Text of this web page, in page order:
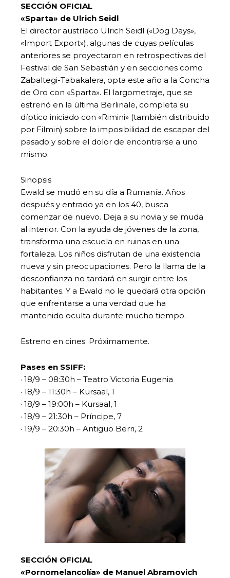
SECCIÓN OFICIAL
«Sparta» de Ulrich Seidl
El director austríaco Ulrich Seidl («Dog Days»,
«Import Export»), algunas de cuyas películas
anteriores se proyectaron en retrospectivas del
Festival de San Sebastián y en secciones como
Zabaltegi-Tabakalera, opta este año a la Concha
de Oro con «Sparta». El largometraje, que se
estrenó en la última Berlinale, completa su
díptico iniciado con «Rimini» (también distribuido
por Filmin) sobre la imposibilidad de escapar del
pasado y sobre el dolor de encontrarse a uno
mismo.
Sinopsis
Ewald se mudó en su día a Rumanía. Años
después y entrado ya en los 40, busca
comenzar de nuevo. Deja a su novia y se muda
al interior. Con la ayuda de jóvenes de la zona,
transforma una escuela en ruinas en una
fortaleza. Los niños disfrutan de una existencia
nueva y sin preocupaciones. Pero la llama de la
desconfianza no tardará en surgir entre los
habitantes. Y a Ewald no le quedará otra opción
que enfrentarse a una verdad que ha
mantenido oculta durante mucho tiempo.
Estreno en cines: Próximamente.
Pases en SSIFF:
· 18/9 – 08:30h – Teatro Victoria Eugenia
· 18/9 – 11:30h – Kursaal, 1
· 18/9 – 19:00h – Kursaal, 1
· 18/9 – 21:30h – Príncipe, 7
· 19/9 – 20:30h – Antiguo Berri, 2
SECCIÓN OFICIAL
«Pornomelancolía» de Manuel Abramovich